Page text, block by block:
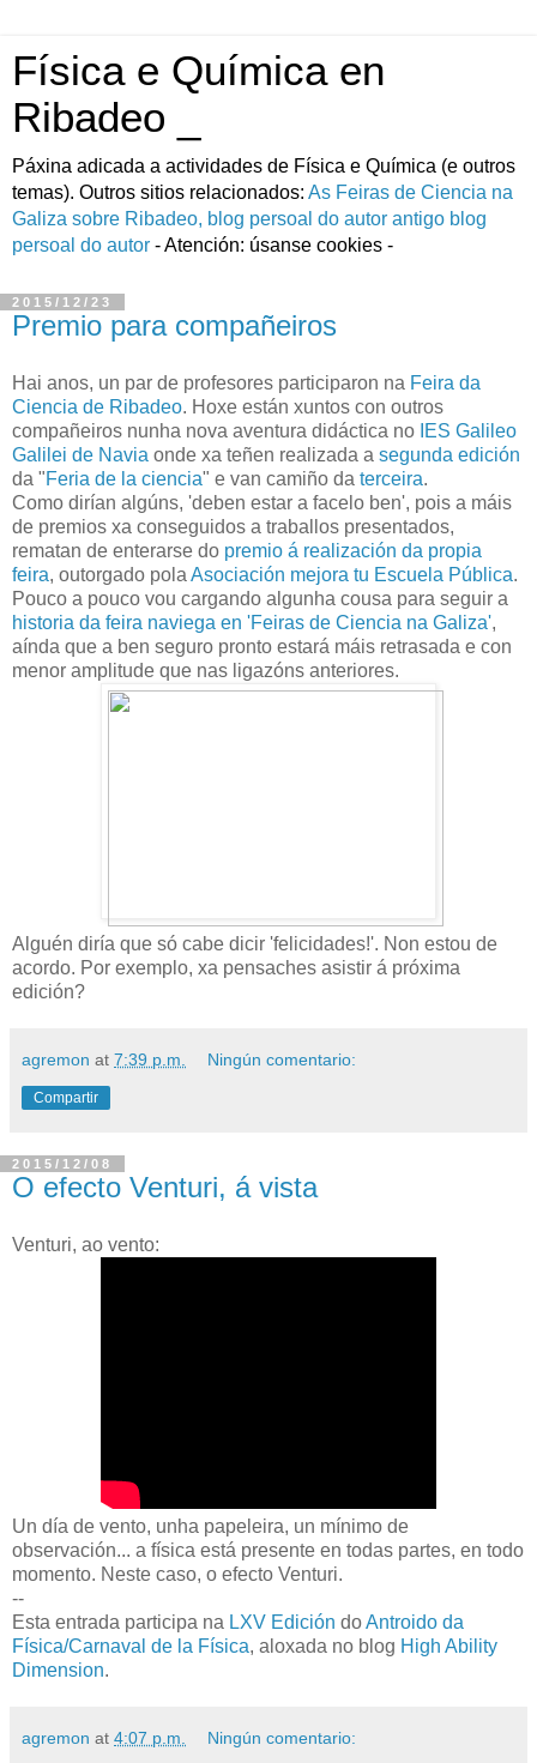
Física e Química en
Ribadeo _
Páxina adicada a actividades de Fí­sica e Quí­mica (e outros
temas). Outros sitios relacionados: As Feiras de Ciencia na
Galiza sobre Ribadeo, blog persoal do autor antigo blog
persoal do autor - Atención: úsanse cookies -
2015/12/23
Premio para compañeiros
Hai anos, un par de profesores participaron na Feira da
Ciencia de Ribadeo. Hoxe están xuntos con outros
compañeiros nunha nova aventura didáctica no IES Galileo
Galilei de Navia onde xa teñen realizada a segunda edición
da "Feria de la ciencia" e van camiño da terceira.
Como dirían algúns, 'deben estar a facelo ben', pois a máis
de premios xa conseguidos a traballos presentados,
rematan de enterarse do premio á realización da propia
feira, outorgado pola Asociación mejora tu Escuela Pública.
Pouco a pouco vou cargando algunha cousa para seguir a
historia da feira naviega en 'Feiras de Ciencia na Galiza',
aínda que a ben seguro pronto estará máis retrasada e con
menor amplitude que nas ligazóns anteriores.
Alguén diría que só cabe dicir 'felicidades!'. Non estou de
acordo. Por exemplo, xa pensaches asistir á próxima
edición?
agremon at 7:39 p.m. Ningún comentario:
Compartir
2015/12/08
O efecto Venturi, á vista
Venturi, ao vento:
Un día de vento, unha papeleira, un mínimo de
observación... a física está presente en todas partes, en todo
momento. Neste caso, o efecto Venturi.
--
Esta entrada participa na LXV Edición doAntroido da
Física/Carnaval de la Física, aloxada no blog High Ability
Dimension.
agremon at 4:07 p.m. Ningún comentario: